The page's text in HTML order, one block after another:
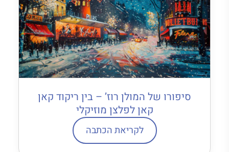
סיפורו של המולן רוז’ – בין ריקוד קאן
קאן לפלצן מוזיקלי
לקריאת הכתבה